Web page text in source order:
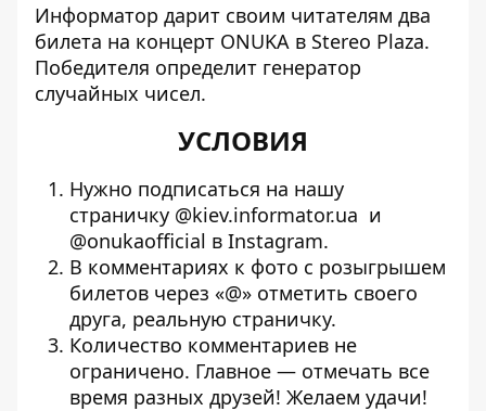
Информатор дарит своим читателям два
билета на концерт ONUKA в Stereo Plaza.
Победителя определит генератор
случайных чисел.
УСЛОВИЯ
Нужно подписаться на нашу
страничку @kiev.informator.ua и
@onukaofficial в Instagram.
В комментариях к фото с розыгрышем
билетов через «@» отметить своего
друга, реальную страничку.
Количество комментариев не
ограничено. Главное — отмечать все
время разных друзей! Желаем удачи!